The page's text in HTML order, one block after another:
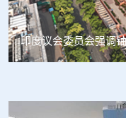
中核辐智正式设立 中